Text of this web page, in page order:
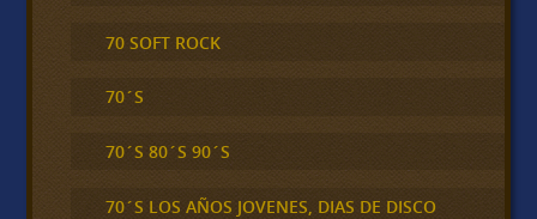
70 SOFT ROCK
70´S
70´S 80´S 90´S
70´S LOS AÑOS JOVENES, DIAS DE DISCO